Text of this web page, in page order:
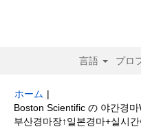
言語 プロ
ホーム |
Boston Scientific の 야간
부산경마장↑일본경마+실시